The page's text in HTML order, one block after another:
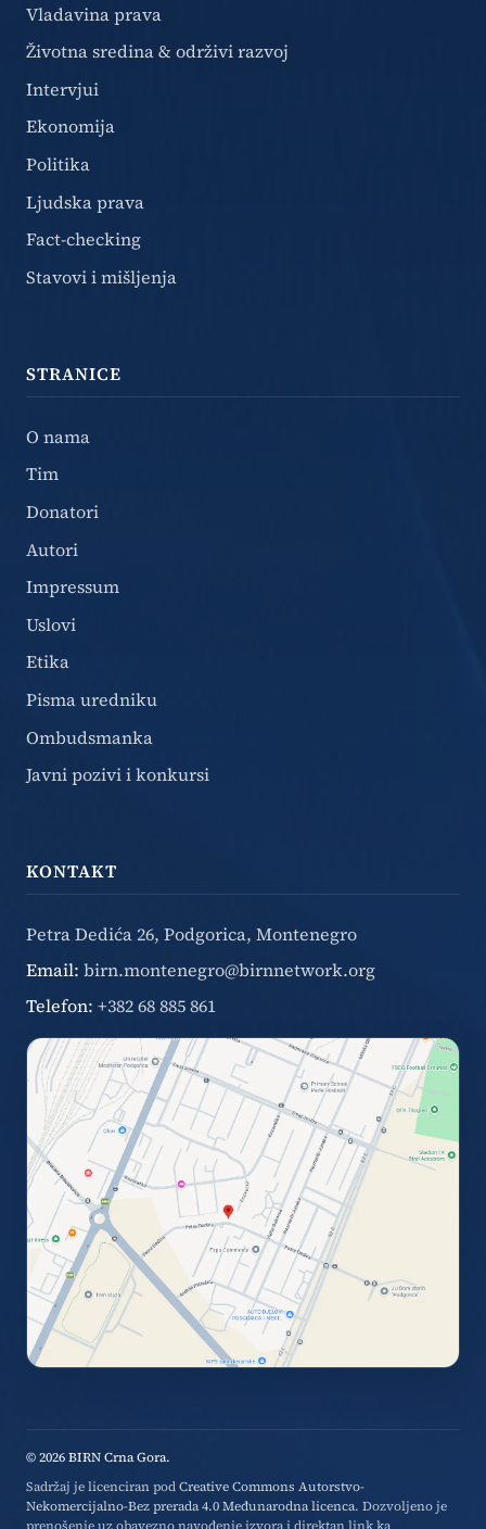
Vladavina prava
Životna sredina & održivi razvoj
Intervjui
Ekonomija
Politika
Ljudska prava
Fact-checking
Stavovi i mišljenja
STRANICE
O nama
Tim
Donatori
Autori
Impressum
Uslovi
Etika
Pisma uredniku
Ombudsmanka
Javni pozivi i konkursi
KONTAKT
Petra Dedića 26, Podgorica, Montenegro
Email: birn.montenegro@birnnetwork.org
Telefon: +382 68 885 861
© 2026 BIRN Crna Gora.
Sadržaj je licenciran podCreative Commons Autorstvo-
Nekomercijalno-Bez prerada 4.0 Međunarodna licenca. Dozvoljeno je